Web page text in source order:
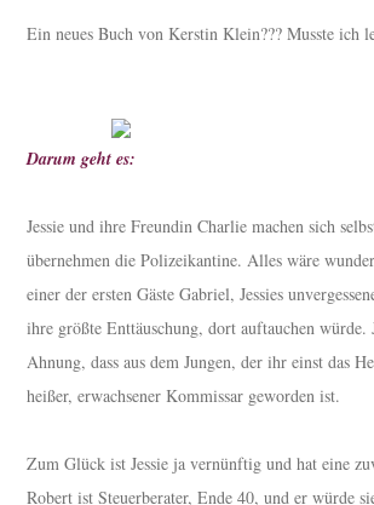
Ein neues Buch von Kerstin Klein??? Musste ich
Darum geht es:
Jessie und ihre Freundin Charlie machen sich
übernehmen die Polizeikantine. Alles wäre
einer der ersten Gäste Gabriel, Jessies
ihre größte Enttäuschung, dort auftauchen würde.
Ahnung, dass aus dem Jungen, der ihr einst das
heißer, erwachsener Kommissar geworden ist.
Zum Glück ist Jessie ja vernünftig und hat eine
Robert ist Steuerberater, Ende 40, und er würde